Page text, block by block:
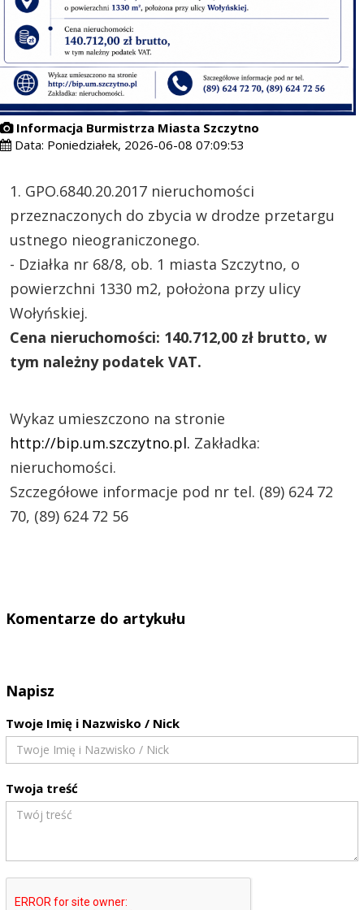
Informacja Burmistrza Miasta Szczytno
Data: Poniedziałek, 2026-06-08 07:09:53
1. GPO.6840.20.2017 nieruchomości
przeznaczonych do zbycia w drodze przetargu
ustnego nieograniczonego.
- Działka nr 68/8, ob. 1 miasta Szczytno, o
powierzchni 1330 m2, położona przy ulicy
Wołyńskiej.
Cena nieruchomości: 140.712,00 zł brutto, w
tym należny podatek VAT.
Wykaz umieszczono na stronie
http://bip.um.szczytno.pl. Zakładka:
nieruchomości.
Szczegółowe informacje pod nr tel. (89) 624 72
70, (89) 624 72 56
Komentarze do artykułu
Napisz
Twoje Imię i Nazwisko / Nick
Twoja treść